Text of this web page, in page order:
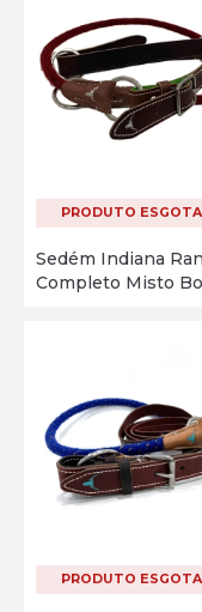
PRODUTO
Sedém Indiana
Completo Misto
PRODUTO